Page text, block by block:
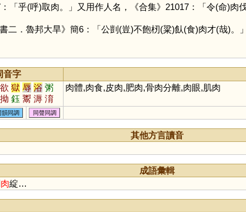
乎(呼)取肉。」又用作人名，《合集》21017：「令(命)肉伐
．魯邦大旱》簡6：「公剴(豈)不飽杒(粱)飤(食)肉才(哉)。」
音字
欲 獄 辱 浴 粥
拗 鈺 鬻 溽 淯
鳿 砡 袬 輍 蘛
鋊 錥 鄏 堉
肉體,肉食,皮肉,肥肉,骨肉分離,肉眼,肌肉
韻同調 同聲同調
其他方言讀音
成語彙輯
肉綻…